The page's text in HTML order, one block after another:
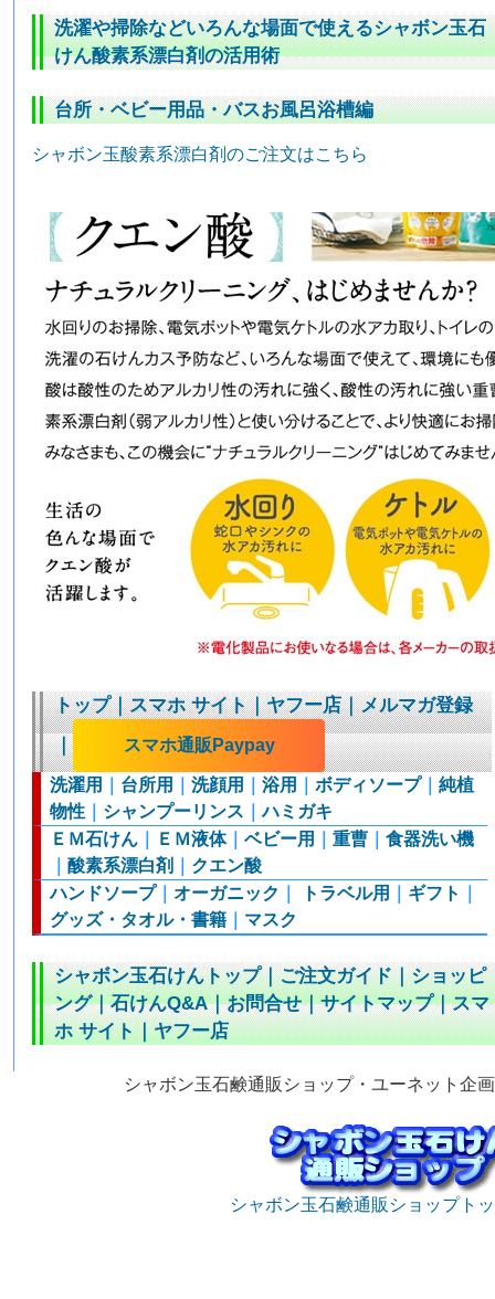
洗濯や掃除などいろんな場面で使えるシャボン玉石
けん酸素系漂白剤の活用術
台所・ベビー用品・バスお風呂浴槽編
シャボン玉酸素系漂白剤のご注文はこちら
トップ｜スマホ サイト｜ヤフー店｜メルマガ登録
｜
スマホ通販Paypay
洗濯用 台所用 ｜洗顔用 ｜浴用 ｜ボディソープ｜純植
物性
シャンプーリンス ｜ハミガキ
ＥＭ石けん
ＥＭ液体｜ベビー用 ｜重曹 ｜食器洗い機
｜酸素系漂白剤
クエン酸
ハンドソープ｜オーガニック トラベル用 ギフト
グッズ・タオル・書籍
マスク
シャボン玉石けんトップ｜ご注文ガイド｜ショッピ
ング｜石けんQ&A｜お問合せ｜サイトマップ｜スマ
ホ サイト｜ヤフー店
シャボン玉石鹸通販ショップ・ユーネット企画
シャボン玉石鹸通販ショップト